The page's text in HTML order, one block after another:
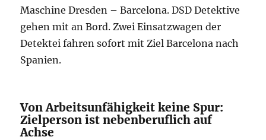
Maschine Dresden – Barcelona. DSD Detektive
gehen mit an Bord. Zwei Einsatzwagen der
Detektei fahren sofort mit Ziel Barcelona nach
Spanien.
Von Arbeitsunfähigkeit keine Spur:
Zielperson ist nebenberuflich auf
Achse